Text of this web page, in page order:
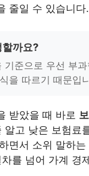
줄일 수 있습니다.
까요?
기준으로 우선 부
을 따르기 때문입
받았을 때 바로
알고 낮은 보험
면서 소위 말하
를 넘어 가계 경